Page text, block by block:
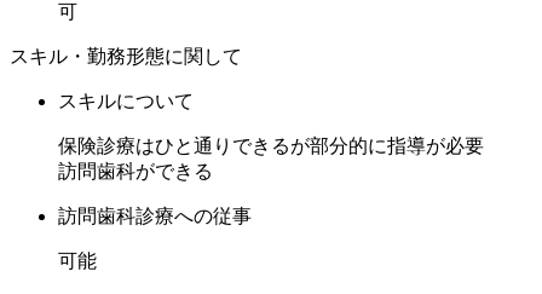
可
スキル・勤務形態に関して
スキルについて
保険診療はひと通りできるが部分的に指導が必要
訪問歯科ができる
訪問歯科診療への従事
可能